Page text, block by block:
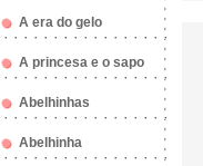
A era do gelo
A princesa e o sapo
Abelhinhas
Abelhinha